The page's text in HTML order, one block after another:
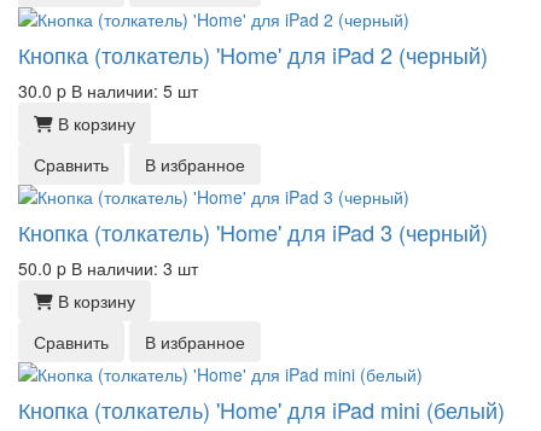
Кнопка (толкатель) 'Home' для iPad 2 (черный)
30.0 p В наличии: 5 шт
В корзину
Сравнить
В избранное
Кнопка (толкатель) 'Home' для iPad 3 (черный)
50.0 p В наличии: 3 шт
В корзину
Сравнить
В избранное
Кнопка (толкатель) 'Home' для iPad mini (белый)